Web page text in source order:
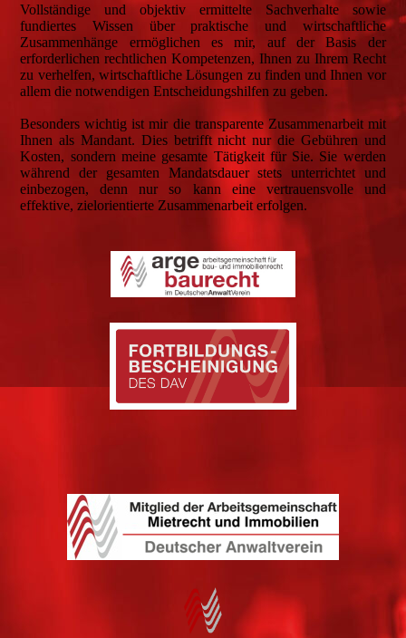
Vollständige und objektiv ermittelte Sachverhalte sowie
fundiertes Wissen über praktische und wirtschaftliche
Zusammenhänge ermöglichen es mir, auf der Basis der
erforderlichen rechtlichen Kompetenzen, Ihnen zu Ihrem Recht
zu verhelfen, wirtschaftliche Lösungen zu finden und Ihnen vor
allem die notwendigen Entscheidungshilfen zu geben.
Besonders wichtig ist mir die transparente Zusammenarbeit mit
Ihnen als Mandant. Dies betrifft nicht nur die Gebühren und
Kosten, sondern meine gesamte Tätigkeit für Sie. Sie werden
während der gesamten Mandatsdauer stets unterrichtet und
einbezogen, denn nur so kann eine vertrauensvolle und
effektive, zielorientierte Zusammenarbeit erfolgen.